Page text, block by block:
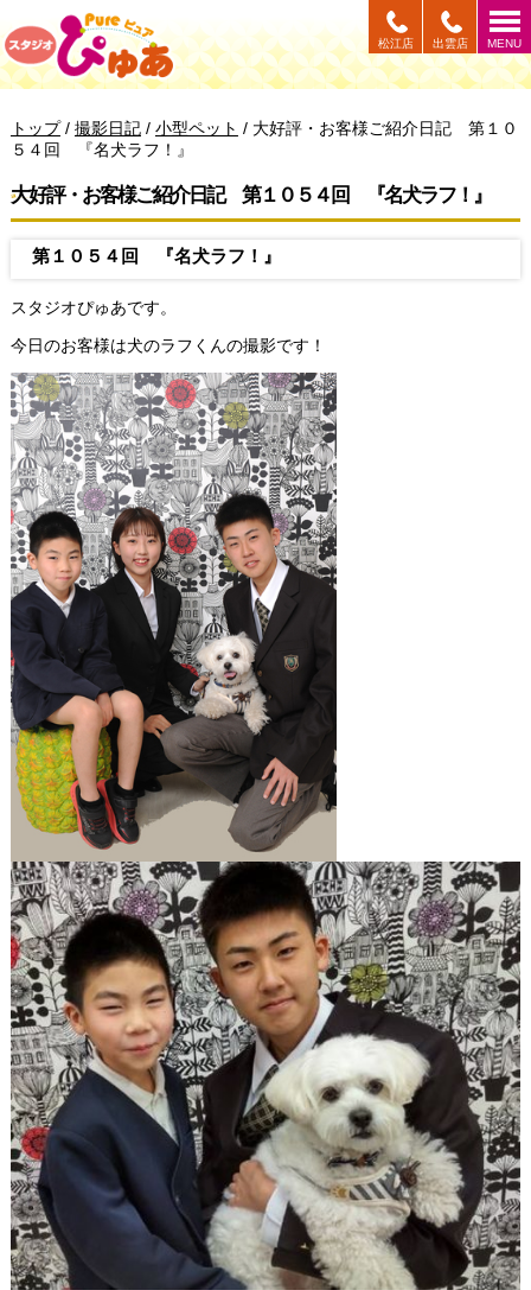
このページの本文へ
MENU
出雲店
松江店
現
在
位
トップ/ 撮影日記/ 小型ペット / 大好評・お客様ご紹介日記 第１０
５４回 『名犬ラフ！』
大好評・お客様ご紹介日記 第１０５４回 『名犬ラフ！』
第１０５４回 『名犬ラフ！』
スタジオぴゅあです。
今日のお客様は犬のラフくんの撮影です！